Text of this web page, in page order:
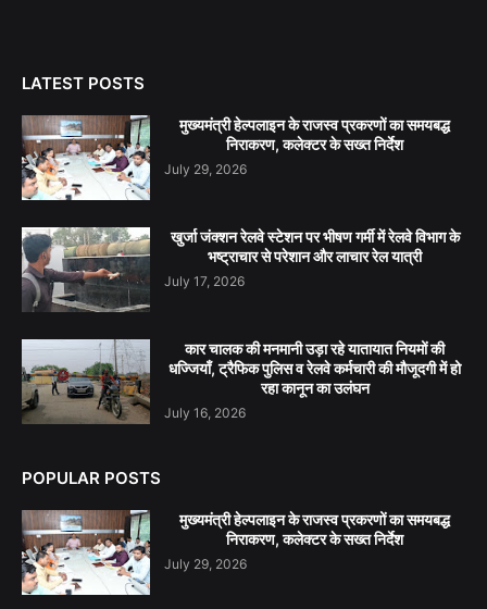
LATEST POSTS
मुख्यमंत्री हेल्पलाइन के राजस्व प्रकरणों का समयबद्ध
निराकरण, कलेक्टर के सख्त निर्देश
July 29, 2026
खुर्जा जंक्शन रेलवे स्टेशन पर भीषण गर्मी में रेलवे विभाग के
भष्ट्राचार से परेशान और लाचार रेल यात्री
July 17, 2026
कार चालक की मनमानी उड़ा रहे यातायात नियमों की
धज्जियाँ, ट्रैफिक पुलिस व रेलवे कर्मचारी की मौजूदगी में हो
रहा कानून का उलंघन
July 16, 2026
POPULAR POSTS
मुख्यमंत्री हेल्पलाइन के राजस्व प्रकरणों का समयबद्ध
निराकरण, कलेक्टर के सख्त निर्देश
July 29, 2026